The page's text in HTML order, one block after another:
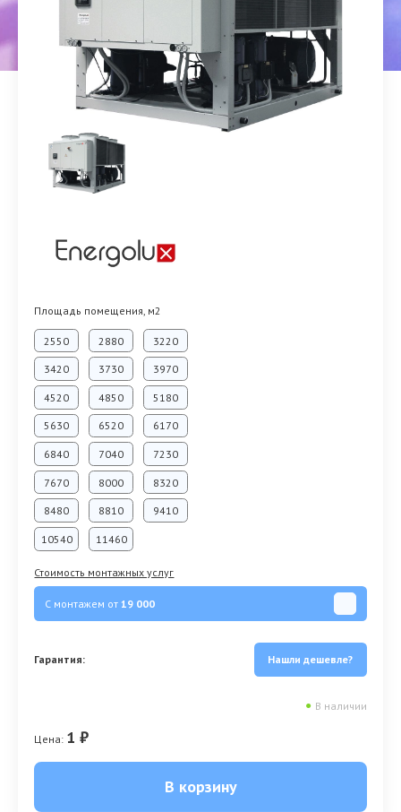
Площадь помещения, м2
2550 2880 3220
3420 3730 3970
4520 4850 5180
5630 6520 6170
6840 7040 7230
7670 8000 8320
8480 8810 9410
10540 11460
Стоимость монтажных услуг
С монтажем от19 000
Гарантия: Нашли дешевле?
● В наличии
Цена: 1 ₽
В корзину